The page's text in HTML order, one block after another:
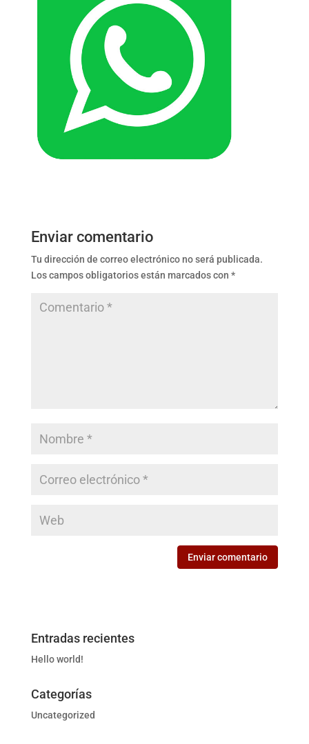
Enviar comentario
Tu dirección de correo electrónico no será publicada.
Los campos obligatorios están marcados con *
Entradas recientes
Hello world!
Categorías
Uncategorized